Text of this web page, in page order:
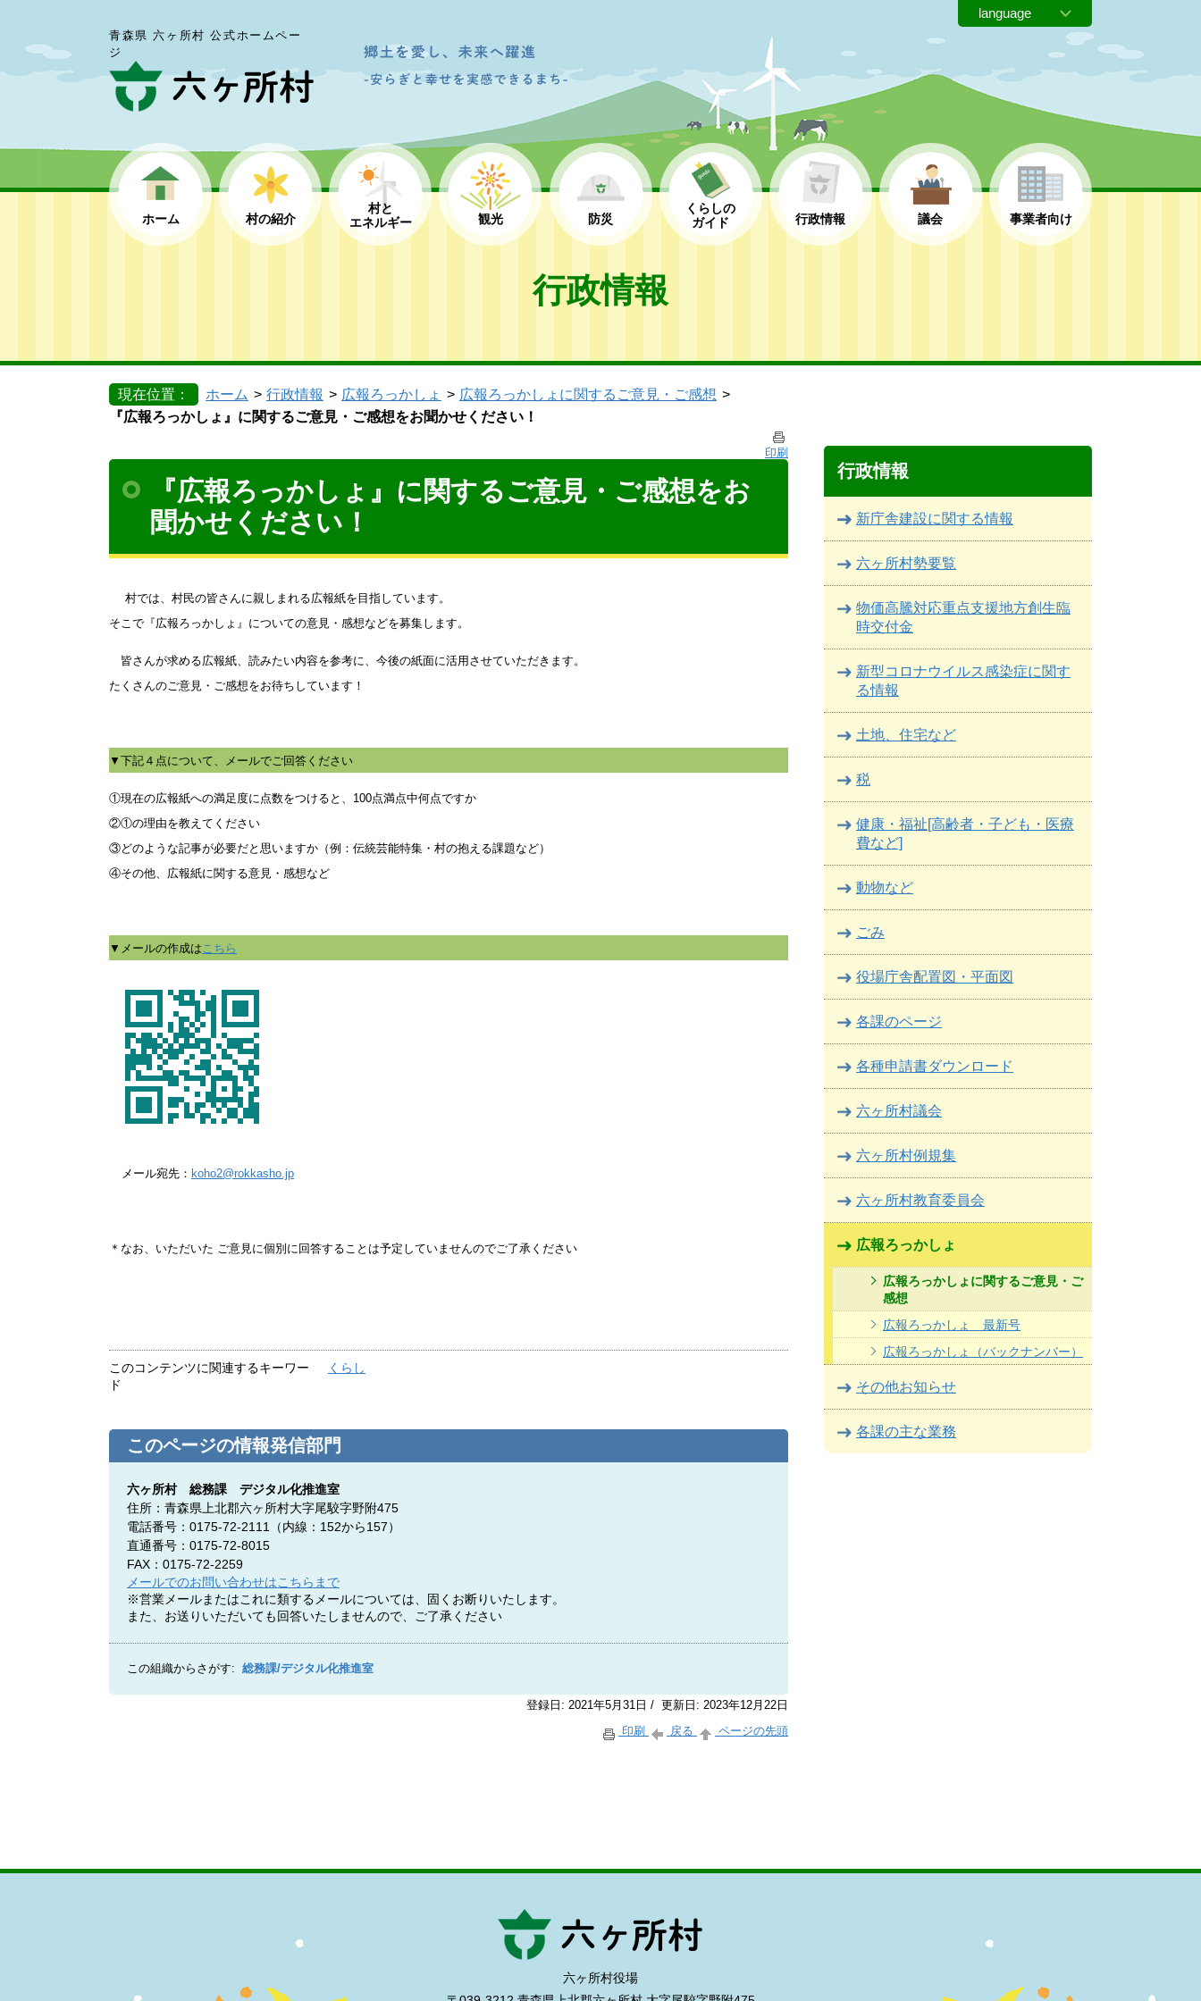
青森県 六ヶ所村 公式ホームペー
ジ
ホーム 村の紹介
村と
エネルギー
観光 防災
くらしの
ガイド
行政情報 議会 事業者向け
行政情報
現在位置： ホーム 行政情報 広報ろっかしょ
広報ろっかしょに関するご意見・ご感想
『広報ろっかしょ』に関するご意見・ご感想をお聞かせください！
行政情報
新庁舎建設に関する情報
六ヶ所村勢要覧
物価高騰対応重点支援地方創生臨
時交付金
新型コロナウイルス感染症に関す
る情報
土地、住宅など
税
健康・福祉[高齢者・子ども・医療
費など]
動物など
ごみ
役場庁舎配置図・平面図
各課のページ
各種申請書ダウンロード
六ヶ所村議会
六ヶ所村例規集
六ヶ所村教育委員会
広報ろっかしょ
広報ろっかしょに関するご意見・ご
感想
広報ろっかしょ 最新号
広報ろっかしょ（バックナンバー）
その他お知らせ
各課の主な業務
印刷
『広報ろっかしょ』に関するご意見・ご感想をお
聞かせください！
村では、村民の皆さんに親しまれる広報紙を目指しています。
そこで『広報ろっかしょ』についての意見・感想などを募集します。
皆さんが求める広報紙、読みたい内容を参考に、今後の紙面に活用させていただきます。
たくさんのご意見・ご感想をお待ちしています！
▼下記４点について、メールでご回答ください
①現在の広報紙への満足度に点数をつけると、100点満点中何点ですか
②①の理由を教えてください
③どのような記事が必要だと思いますか（例：伝統芸能特集・村の抱える課題など）
④その他、広報紙に関する意見・感想など
▼メールの作成はこちら
メール宛先： koho2@rokkasho.jp
＊なお、いただいた ご意見に個別に回答することは予定していませんのでご了承ください
このコンテンツに関連するキーワー
ド
くらし
このページの情報発信部門
六ヶ所村 総務課 デジタル化推進室
住所：青森県上北郡六ヶ所村大字尾駮字野附475
電話番号：0175-72-2111（内線：152から157）
直通番号：0175-72-8015
FAX：0175-72-2259
メールでのお問い合わせはこちらまで
※営業メールまたはこれに類するメールについては、固くお断りいたします。
また、お送りいただいても回答いたしませんので、ご了承ください
この組織からさがす: 総務課/デジタル化推進室
登録日: 2021年5月31日 / 更新日: 2023年12月22日
印刷
戻る ページの先頭
六ヶ所村役場